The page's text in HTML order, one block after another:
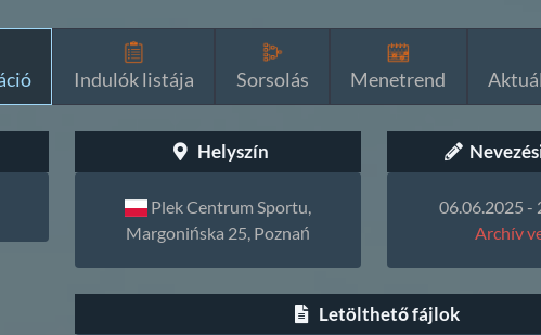
Indulók listája Sorsolás Menetrend
Helyszín
Plek Centrum Sportu,
Margonińska 25, Poznań
06.06.2025 -
Archív
Letölthető fájlok